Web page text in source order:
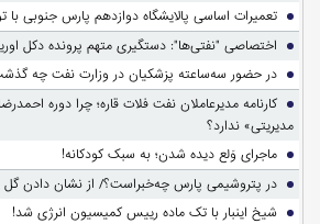
تعمیرات اساسی پالایشگاه دوازدهم پارس جنوبی با
اختصاصی "نفتی‌ها": دستگیری متهم پرونده دکل
در حضور سه‌ساعته پزشکیان در وزارت نفت چه
کارنامه مدیرعاملان نفت فلات قاره؛ چرا دوره
مدیریتی» ندارد؟
ماجرای وَلع دیده شدن؛ به سبک کودکانه!
در پتروشیمی پارس چه‌خبراست؟/ از نشان دادن گل
شیخ اینبار با تک ماده رییس کمیسیون انرژی شد!